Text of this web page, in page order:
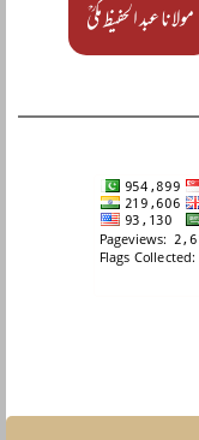
مولانا عبد الحفیظ مکیؒ